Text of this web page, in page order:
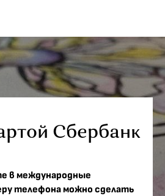
Сбербанк
в международные
телефона можно сделать